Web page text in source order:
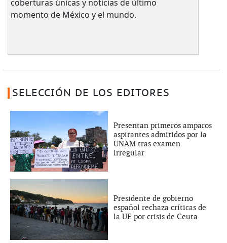
coberturas únicas y noticias de último
momento de México y el mundo.
SELECCIÓN DE LOS EDITORES
Presentan primeros amparos
aspirantes admitidos por la
UNAM tras examen
irregular
Presidente de gobierno
español rechaza críticas de
la UE por crisis de Ceuta